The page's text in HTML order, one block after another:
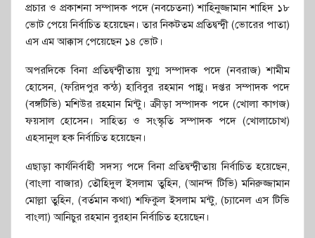
প্রচার ও প্রকাশনা সম্পাদক পদে (নবচেতনা) শাহিনুজ্জামান শাহিদ ১৮
ভোট পেয়ে নির্বাচিত হয়েছেন। তার নিকটতম প্রতিদ্বন্দ্বী (ভোরের পাতা)
এস এম আক্কাস পেয়েছেন ১৪ ভোট।
অপরদিকে বিনা প্রতিদ্বন্দ্বীতায় যুগ্ম সম্পাদক পদে (নবরাজ) শামীম
হোসেন, (ফরিদপুর কন্ঠ) হাবিবুর রহমান পান্নু। দপ্তর সম্পাদক পদে
(বঙ্গটিভি) মশিউর রহমান মিন্টু। ক্রীড়া সম্পাদক পদে (খোলা কাগজ)
ফয়সাল হোসেন। সাহিত্য ও সংস্কৃতি সম্পাদক পদে (খোলাচোখ)
এহসানুল হক নির্বাচিত হয়েছেন।
এছাড়া কার্যনির্বাহী সদস্য পদে বিনা প্রতিদ্বন্দ্বীতায় নির্বাচিত হয়েছেন,
(বাংলা বাজার) তৌহিদুল ইসলাম তুহিন, (আনন্দ টিভি) মনিরুজ্জামান
মোল্লা তুহিন, (বর্তমান কথা) শফিকুল ইসলাম মন্টু, (চ্যানেল এস টিভি
বাংলা) আনিচুর রহমান বুরহান নির্বাচিত হয়েছেন।